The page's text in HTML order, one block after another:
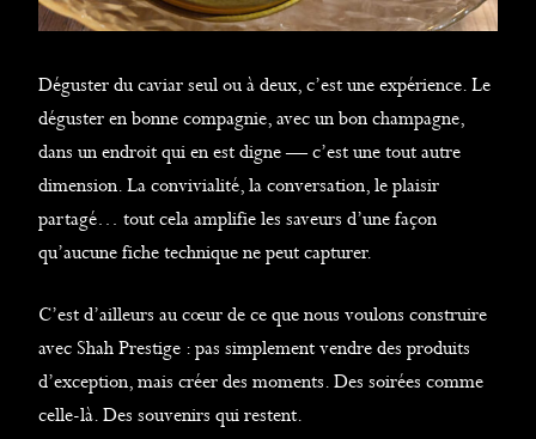
Déguster du caviar seul ou à deux, c’est une expérience. Le
déguster en bonne compagnie, avec un bon champagne,
dans un endroit qui en est digne — c’est une tout autre
dimension. La convivialité, la conversation, le plaisir
partagé… tout cela amplifie les saveurs d’une façon
qu’aucune fiche technique ne peut capturer.
C’est d’ailleurs au cœur de ce que nous voulons construire
avec Shah Prestige : pas simplement vendre des produits
d’exception, mais créer des moments. Des soirées comme
celle-là. Des souvenirs qui restent.